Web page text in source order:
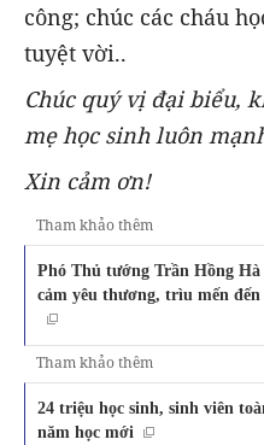
công; chúc các cháu
tuyệt vời..
Chúc quý vị đại biểu,
mẹ học sinh luôn
Xin cảm ơn!
Tham khảo thêm
Phó Thủ tướng Trần Hồng
cảm yêu thương, trìu mến đến
Tham khảo thêm
24 triệu học sinh, sinh viên
năm học mới